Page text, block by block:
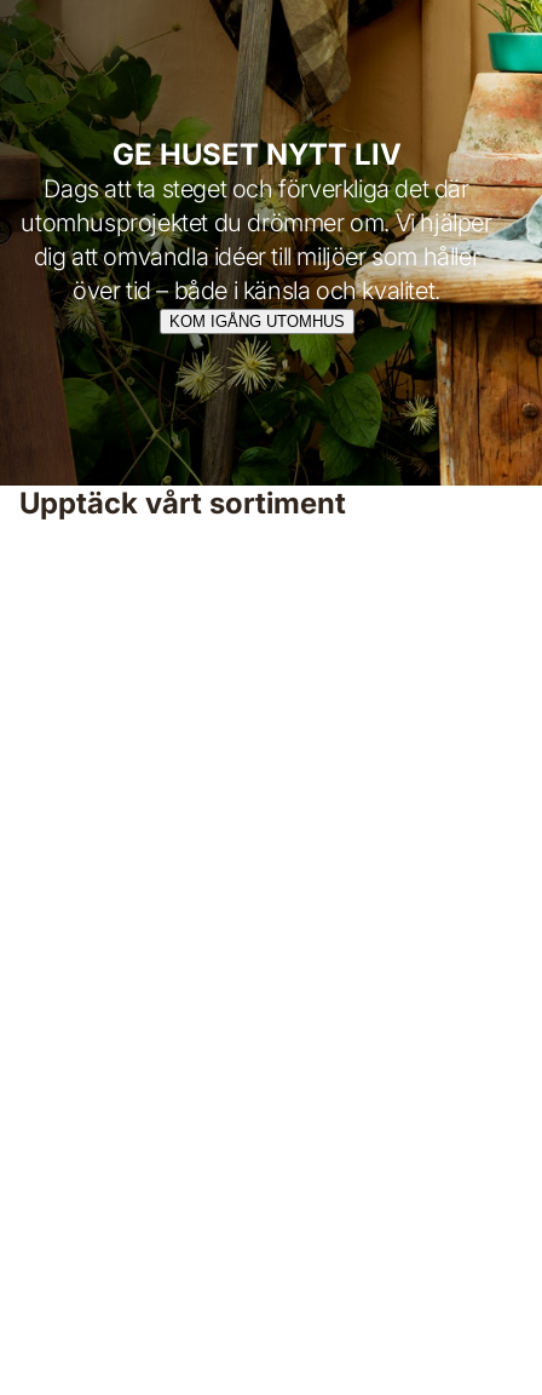
GE HUSET NYTT LIV
Dags att ta steget och förverkliga det där
utomhusprojektet du drömmer om. Vi hjälper
dig att omvandla idéer till miljöer som håller
över tid – både i känsla och kvalitet.
KOM IGÅNG UTOMHUS
Upptäck vårt sortiment